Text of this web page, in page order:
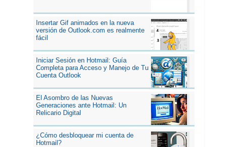
Insertar Gif animados en la nueva
versión de Outlook.com es realmente
fácil
Iniciar Sesión en Hotmail: Guía
Completa para Acceso y Manejo de Tu
Cuenta Outlook
El Asombro de las Nuevas
Generaciones ante Hotmail: Un
Relicario Digital
¿Cómo desbloquear mi cuenta de
Hotmail?